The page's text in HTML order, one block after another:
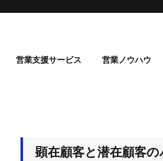
営業支援サービス 営業ノウハウ
顕在顧客と潜在顧客